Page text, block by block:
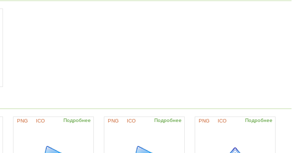
PNG ICO Подробнее PNG ICO Подробнее PNG ICO Подробнее